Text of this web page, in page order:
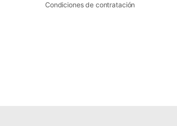
Condiciones de contratación